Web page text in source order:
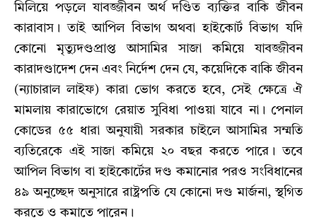
মিলিয়ে পড়লে যাবজ্জীবন অর্থ দণ্ডিত ব্যক্তির বাকি জীবন
কারাবাস। তাই আপিল বিভাগ অথবা হাইকোর্ট বিভাগ যদি
কোনো মৃত্যুদণ্ডপ্রাপ্ত আসামির সাজা কমিয়ে যাবজ্জীবন
কারাদণ্ডাদেশ দেন এবং নির্দেশ দেন যে, কয়েদিকে বাকি জীবন
(ন্যাচারাল লাইফ) কারা ভোগ করতে হবে, সেই ক্ষেত্রে ঐ
মামলায় কারাভোগে রেয়াত সুবিধা পাওয়া যাবে না। পেনাল
কোডের ৫৫ ধারা অনুযায়ী সরকার চাইলে আসামির সম্মতি
ব্যতিরেকে এই সাজা কমিয়ে ২০ বছর করতে পারে। তবে
আপিল বিভাগ বা হাইকোর্টের দণ্ড কমানোর পরও সংবিধানের
৪৯ অনুচ্ছেদ অনুসারে রাষ্ট্রপতি যে কোনো দণ্ড মার্জনা, স্থগিত
করতে ও কমাতে পারেন।